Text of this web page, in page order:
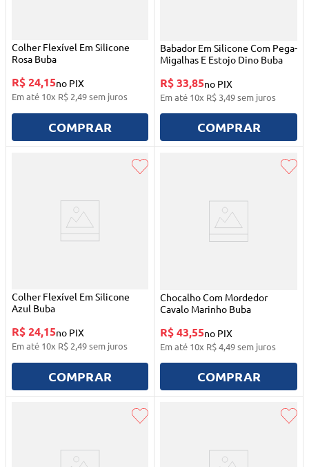
Colher Flexível Em Silicone
Rosa Buba
R$ 24,15no PIX
Em até 10x R$ 2,49sem juros
COMPRAR
Babador Em Silicone Com Pega-
Migalhas E Estojo Dino Buba
R$ 33,85no PIX
Em até 10x R$ 3,49sem juros
COMPRAR
Colher Flexível Em Silicone
Azul Buba
R$ 24,15no PIX
Em até 10x R$ 2,49sem juros
COMPRAR
Chocalho Com Mordedor
Cavalo Marinho Buba
R$ 43,55no PIX
Em até 10x R$4,49sem juros
COMPRAR